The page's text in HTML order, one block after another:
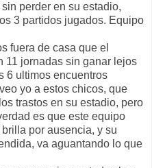
perder en su estadio,
3 partidos jugados. Equipo
fuera de casa que el
11 jornadas sin ganar lejos
6 ultimos encuentros
yo a estos chicos, que
trastos en su estadio, pero
es que este equipo
por ausencia, y su
va aguantando lo que